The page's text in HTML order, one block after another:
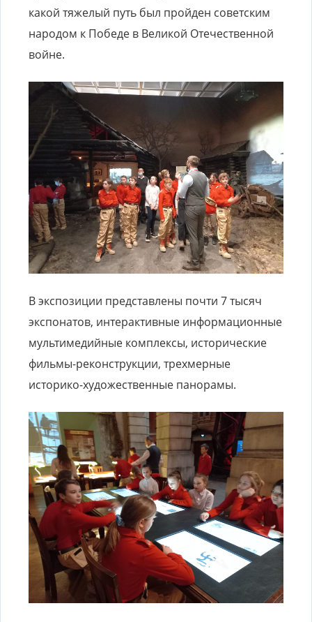
какой тяжелый путь был пройден советским
народом к Победе в Великой Отечественной
войне.
В экспозиции представлены почти 7 тысяч
экспонатов, интерактивные информационные
мультимедийные комплексы, исторические
фильмы-реконструкции, трехмерные
историко-художественные панорамы.